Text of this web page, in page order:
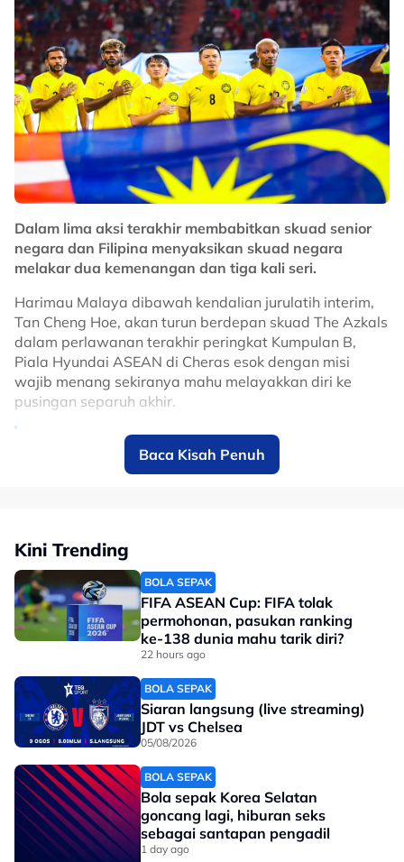
Skuad Blue Tigers itu diundi dalam satu divisyen sama
bersama Indonesia, Malaysia dan Singapura.
No node context available.
Related Topics
#FIFA ASEAN Cup #FIFA #Harimau Malaya
Dalam lima aksi terakhir membabitkan skuad senior
negara dan Filipina menyaksikan skuad negara
melakar dua kemenangan dan tiga kali seri.
Harimau Malaya dibawah kendalian jurulatih interim,
Tan Cheng Hoe, akan turun berdepan skuad The Azkals
dalam perlawanan terakhir peringkat Kumpulan B,
Piala Hyundai ASEAN di Cheras esok dengan misi
wajib menang sekiranya mahu melayakkan diri ke
pusingan separuh akhir.
Every competition begins with belief.
July 25, setting up a challenging yet
intriguing opening encounter.
pic.twitter.com/OPwPb0YYj1
— Malaysia NT (@malaysia_nt)January
16, 2026
Keputusan:
4/9/2024: Pesta Bola Merdeka 2024 (Separuh Akhir)
23/3/2022: Perlawanan Persahabatan
Malaysia 2-0 Filipina
22/3/2017: Perlawanan Persahabatan
Baca Kisah Penuh
Kini Trending
BOLA SEPAK
FIFA ASEAN Cup: FIFA tolak
permohonan, pasukan ranking
ke-138 dunia mahu tarik diri?
22 hours ago
BOLA SEPAK
Siaran langsung (live streaming)
JDT vs Chelsea
05/08/2026
BOLA SEPAK
Bola sepak Korea Selatan
goncang lagi, hiburan seks
sebagai santapan pengadil
1 day ago